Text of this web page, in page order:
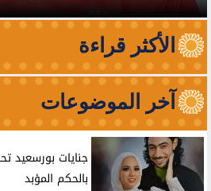
الأكثر قراءة
آخر الموضوعات
جنايات
بالحكم المؤبد